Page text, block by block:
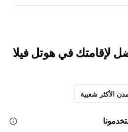
لإقامتك في هوتل فيلا
الأكثر شعبية